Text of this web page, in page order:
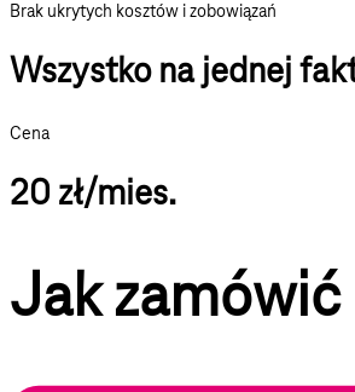
Brak ukrytych kosztów i zobowiązań
Wszystko na jednej
Cena
20 zł/mies.
Jak